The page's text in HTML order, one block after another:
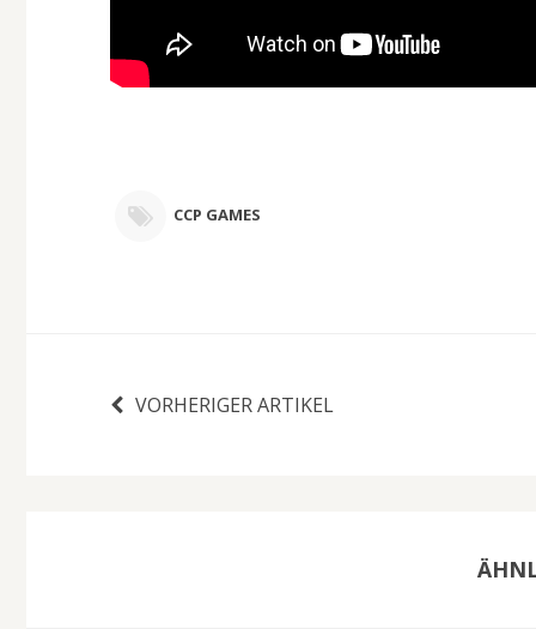
CCP GAMES
VORHERIGER ARTIKEL